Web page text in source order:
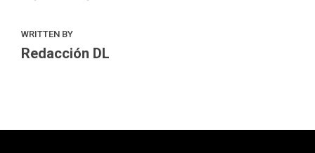
WRITTEN BY
Redacción DL